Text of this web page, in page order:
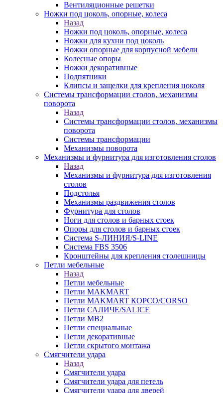
Вентиляционные решетки
Ножки под цоколь, опорные, колеса
Назад
Ножки под цоколь, опорные, колеса
Ножки для кухни под цоколь
Ножки опорные для корпусной мебели
Колесные опоры
Ножки декоративные
Подпятники
Клипсы и защелки для крепления цоколя
Системы трансформации столов, механизмы
поворота
Назад
Системы трансформации столов, механизмы
поворота
Системы трансформации
Механизмы поворота
Механизмы и фурнитура для изготовления столов
Назад
Механизмы и фурнитура для изготовления
столов
Подстолья
Механизмы раздвижения столов
Фурнитура для столов
Ноги для столов и барных стоек
Опоры для столов и барных стоек
Система S-ЛИНИЯ/S-LINE
Система FBS 3506
Кронштейны для крепления столешницы
Петли мебельные
Назад
Петли мебельные
Петли MAKMART
Петли MAKMART КОРСО/CORSO
Петли САЛИЧЕ/SALICE
Петли MB2
Петли специальные
Петли декоративные
Петли скрытого монтажа
Смягчители удара
Назад
Смягчители удара
Смягчители удара для петель
Смягчители удара для дверей